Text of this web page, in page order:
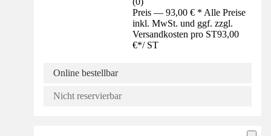
Preis — 93,00 € * Alle Preise
inkl. MwSt. und ggf. zzgl.
Versandkosten pro ST93,00
€*/ ST
Online bestellbar
Nicht reservierbar